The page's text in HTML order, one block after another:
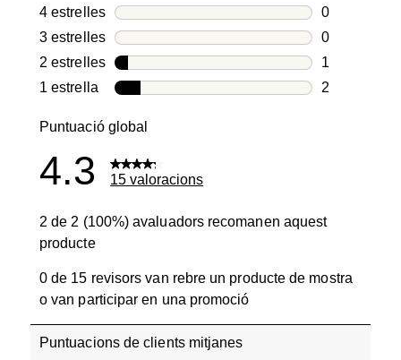
12
4 estrellesestrelles
0
0
3 estrellesestrelles
0
0
2 estrellesestrelles
1
1 valoració
1 estrellaestrelles
2
Puntuació global
4.3 15 valoracions
2 de 2 (100%) avaluadors recomanen aquest
producte
0 de 15 revisors van rebre un producte de mostra
o van participar en una promoció
Puntuacions de clients mitjanes